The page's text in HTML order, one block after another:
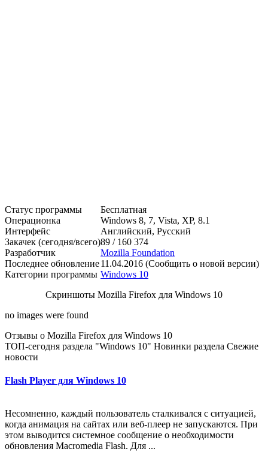
Статус программы
Бесплатная
Операционка
Windows 8, 7, Vista, XP, 8.1
Интерфейс
Английский, Русский
Закачек (сегодня/всего)89 / 160 374
Разработчик
Mozilla Foundation
Последнее обновление11.04.2016 (Сообщить о новой версии)
Категории программы Windows 10
Скриншоты Mozilla Firefox для Windows 10
no images were found
Отзывы о Mozilla Firefox для Windows 10
ТОП-сегодня раздела "Windows 10" Новинки раздела Свежие
новости
Flash Player для Windows 10
Несомненно, каждый пользователь сталкивался с ситуацией,
когда анимация на сайтах или веб-плеер не запускаются. При
этом выводится системное сообщение о необходимости
обновления Macromedia Flash. Для ...